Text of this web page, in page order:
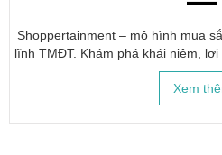
Shoppertainment – mô hình mua
lĩnh TMĐT. Khám phá khái niệm,
dụng Shoppertainment để
Xem